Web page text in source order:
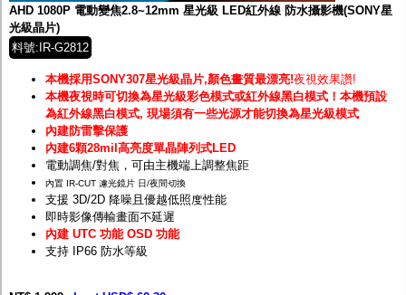
AHD 1080P 電動變焦2.8~12mm 星光級 LED紅外線 防水攝影機(SONY星
光級晶片)
料號:IR-G2812
本機採用SONY307星光級晶片,顏色畫質最漂亮!夜視效果讚!
本機夜視時可切換為星光級彩色模式或紅外線黑白模式！ 本機預設
為紅外線黑白模式, 現場須有一些光源才能切換為星光級模式
內建防雷擊保護
內建6顆28mil高亮度單晶陣列式LED
電動調焦/對焦，可由主機端上調整焦距
內置 IR-CUT 濾光鏡片 日/夜間切換
支援 3D/2D 降噪且優越低照度性能
即時影像傳輸畫面不延遲
內建 UTC 功能 OSD 功能
支持 IP66 防水等級